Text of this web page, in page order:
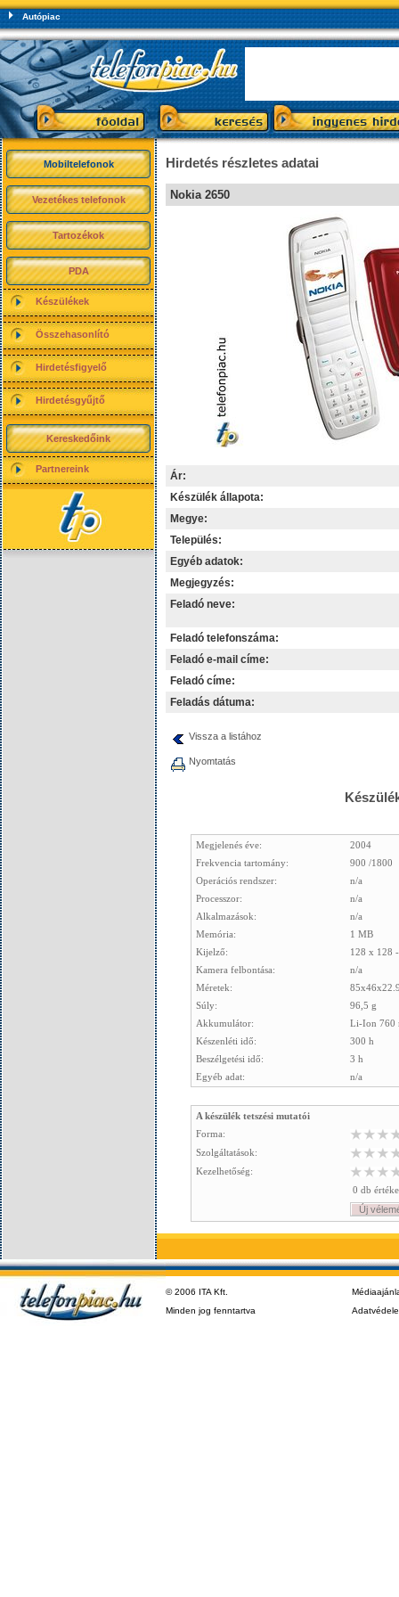
Autópiac
Mobiltelefonok
Vezetékes telefonok
Tartozékok
PDA
Készülékek
Összehasonlító
Hirdetésfigyelő
Hirdetésgyűjtő
Kereskedőink
Partnereink
Hirdetés részletes adatai
Nokia 2650
Ár:
Készülék állapota:
Megye:
Település:
Egyéb adatok:
Megjegyzés:
Feladó neve:
Feladó telefonszáma:
Feladó e-mail címe:
Feladó címe:
Feladás dátuma:
Vissza a listához
Nyomtatás
Megjelenés éve:
2004
Frekvencia tartomány:
900 /1800
Operációs rendszer:
n/a
Processzor:
n/a
Alkalmazások:
n/a
Memória:
1 MB
Kijelző:
128 x 128
Kamera felbontása:
n/a
Méretek:
Súly:
96,5 g
Akkumulátor:
Li-Ion 760
Készenléti idő:
300 h
Beszélgetési idő:
3 h
Egyéb adat:
n/a
A készülék tetszési mutatói
Forma:
Szolgáltatások:
Kezelhetőség:
0 db
Új
© 2006 ITA Kft.
Minden jog fenntartva